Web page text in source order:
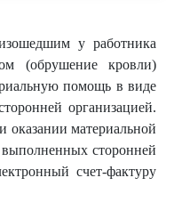
у работника
(обрушение кровли)
помощь в виде
организацией.
материальной
сторонней
счет-фактуру